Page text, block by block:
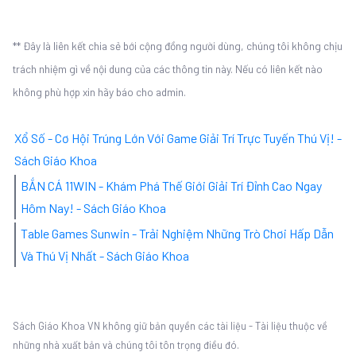
** Đây là liên kết chia sẻ bới cộng đồng người dùng, chúng tôi không chịu
trách nhiệm gì về nội dung của các thông tin này. Nếu có liên kết nào
không phù hợp xin hãy báo cho admin.
Xổ Số - Cơ Hội Trúng Lớn Với Game Giải Trí Trực Tuyến Thú Vị! -
Sách Giáo Khoa
BẮN CÁ 11WIN - Khám Phá Thế Giới Giải Trí Đỉnh Cao Ngay
Hôm Nay! - Sách Giáo Khoa
Table Games Sunwin - Trải Nghiệm Những Trò Chơi Hấp Dẫn
Và Thú Vị Nhất - Sách Giáo Khoa
Sách Giáo Khoa VN không giữ bản quyền các tài liệu - Tài liệu thuộc về
những nhà xuất bản và chúng tôi tôn trọng điều đó.